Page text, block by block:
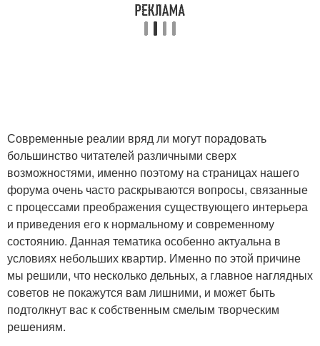
Современные реалии вряд ли могут порадовать
большинство читателей различными сверх
возможностями, именно поэтому на страницах нашего
форума очень часто раскрываются вопросы, связанные
с процессами преображения существующего интерьера
и приведения его к нормальному и современному
состоянию. Данная тематика особенно актуальна в
условиях небольших квартир. Именно по этой причине
мы решили, что несколько дельных, а главное наглядных
советов не покажутся вам лишними, и может быть
подтолкнут вас к собственным смелым творческим
решениям.